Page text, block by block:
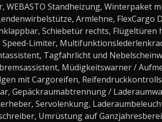
WEBASTO Standheizung, Winterpaket
Armlehne, FlexCargo
Schiebetür rechts, Flügeltüren
Limiter,
Tagfahrlicht und
Müdigkeitswarner /
mit Cargoreifen,
/
Servolenkung,
Umrüstung auf